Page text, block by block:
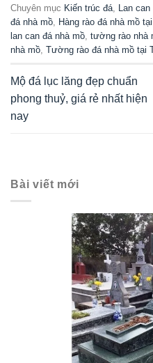
Chuyên mục Kiến trúc đá, Lan can
đá nhà mồ, Hàng rào đá nhà mồ
lan can đá nhà mồ, tường rào nhà
nhà mồ, Tường rào đá nhà mồ tại
Mộ đá lục lăng đẹp chuẩn
phong thuỷ, giá rẻ nhất hiện
nay
Bài viết mới